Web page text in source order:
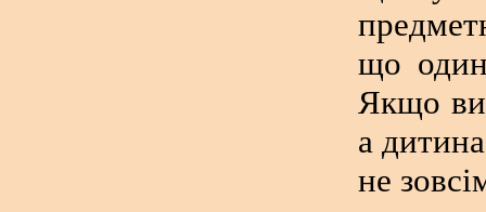
що
Якщо ви
а
не